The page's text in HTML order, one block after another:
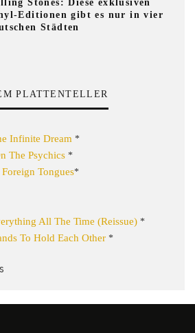
Stones: Diese exklusiven
Editionen gibt es nur in vier
Städten
PLATTENTELLER
Infinite Dream *
The Psychics *
Tongues*
All The Time (Reissue) *
To Hold Each Other *